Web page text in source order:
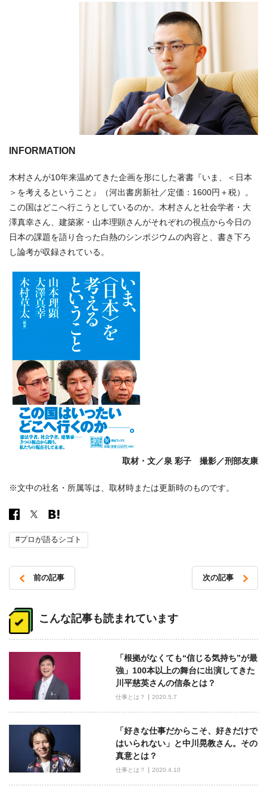
INFORMATION
木村さんが10年来温めてきた企画を形にした著書『いま、＜日本
＞を考えるということ』（河出書房新社／定価：1600円＋税）。
この国はどこへ行こうとしているのか。木村さんと社会学者・大
澤真幸さん、建築家・山本理顕さんがそれぞれの視点から今日の
日本の課題を語り合った白熱のシンポジウムの内容と、書き下ろ
し論考が収録されている。
取材・文／泉 彩子 撮影／刑部友康
※文中の社名・所属等は、取材時または更新時のものです。
#プロが語るシゴト
稿
ナ
ョ
ン
前の記事 次の記事
こんな記事も読まれています
「根拠がなくても“信じる気持ち”が最
強」100本以上の舞台に出演してきた
川平慈英さんの信条とは？
仕事とは？ 2020.5.7
「好きな仕事だからこそ、好きだけで
はいられない」と中川晃教さん。その
真意とは？
仕事とは？ 2020.4.10